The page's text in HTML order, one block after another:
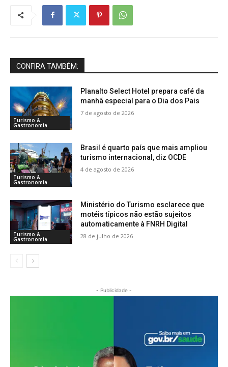
CONFIRA TAMBÉM:
Turismo &
Gastronomia
Planalto Select Hotel prepara café da
manhã especial para o Dia dos Pais
7 de agosto de 2026
Turismo &
Gastronomia
Brasil é quarto país que mais ampliou
turismo internacional, diz OCDE
4 de agosto de 2026
Turismo &
Gastronomia
Ministério do Turismo esclarece que
motéis típicos não estão sujeitos
automaticamente à FNRH Digital
28 de julho de 2026
- Publicidade -